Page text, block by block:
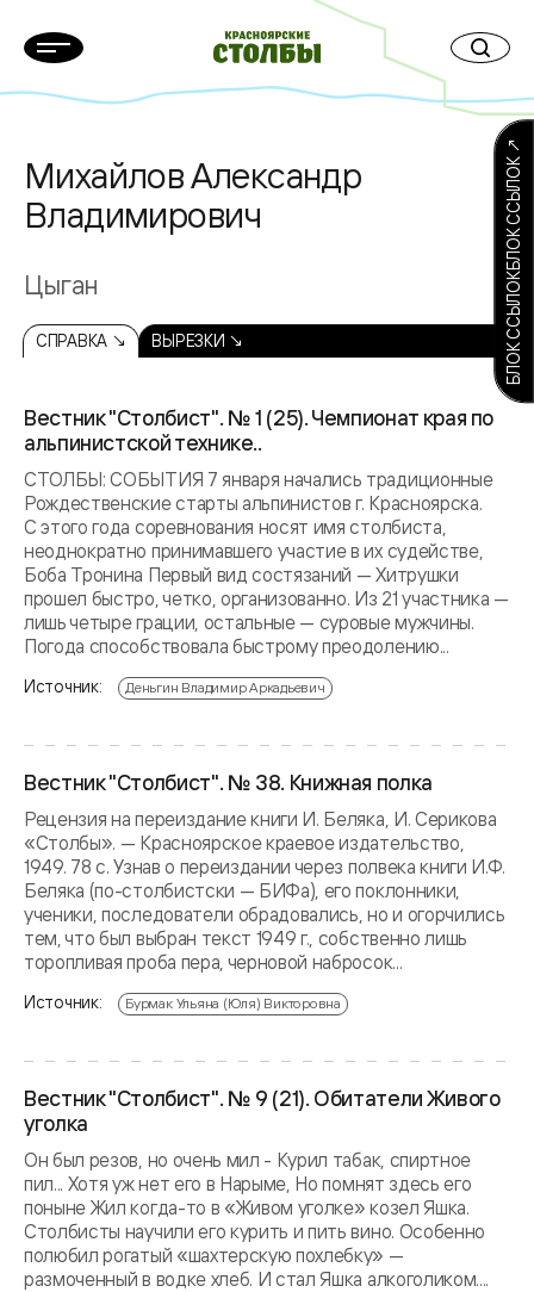
Михайлов Александр
Владимирович
Цыган
СПРАВКА ↘ ВЫРЕЗКИ ↘
Вестник "Столбист". № 1 (25). Чемпионат края по
альпинистской технике..
СТОЛБЫ: СОБЫТИЯ 7 января начались традиционные
Рождественские старты альпинистов г. Красноярска.
С этого года соревнования носят имя столбиста,
неоднократно принимавшего участие в их судействе,
Боба Тронина Первый вид состязаний — Хитрушки
прошел быстро, четко, организованно. Из 21 участника —
лишь четыре грации, остальные — суровые мужчины.
Погода способствовала быстрому преодолению...
Источник: Деньгин Владимир Аркадьевич
Вестник "Столбист". № 38. Книжная полка
Рецензия на переиздание книги И. Беляка, И. Серикова
«Столбы». — Красноярское краевое издательство,
1949. 78 с. Узнав о переиздании через полвека книги И.Ф.
Беляка (по-столбистски — БИФа), его поклонники,
ученики, последователи обрадовались, но и огорчились
тем, что был выбран текст 1949 г., собственно лишь
торопливая проба пера, черновой набросок...
Источник: Бурмак Ульяна (Юля) Викторовна
Вестник "Столбист". № 9 (21). Обитатели Живого
уголка
Он был резов, но очень мил - Курил табак, спиртное
пил... Хотя уж нет его в Нарыме, Но помнят здесь его
поныне Жил когда-то в «Живом уголке» козел Яшка.
Столбисты научили его курить и пить вино. Особенно
полюбил рогатый «шахтерскую похлебку» —
размоченный в водке хлеб. И стал Яшка алкоголиком....
БЛОК ССЫЛОКБЛОК ССЫЛОК ↗